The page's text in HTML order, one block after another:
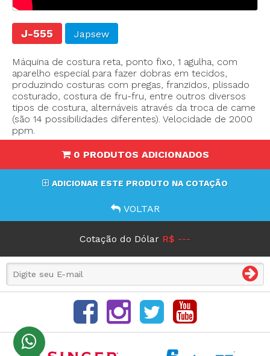
J-555 Japsew
Máquina de costura reta, ponto fixo, 1 agulha, com
aparelho especial para fazer dobras em tecidos,
produzindo costuras com pregas, franzidos, plissado
costurado, costura de fru-fru, entre outros diversos
tipos de costura, alternáveis através da troca de came
(são 14 possibilidades diferentes). Velocidade de 2000
ppm.
0 PRODUTOS ADICIONADOS
ADICIONAR ESTE PRODUTO NA COTAÇÃO
VOLTAR
Cotação do Dólar R$ ---